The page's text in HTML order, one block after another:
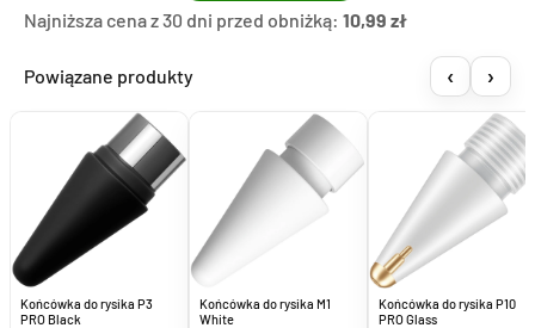
Najniższa cena z 30 dni przed obniżką: 10,99 zł
Powiązane produkty ‹ ›
Końcówka do rysika P3
PRO Black
Końcówka do rysika M1
White
Końcówka do rysika P10
PRO Glass